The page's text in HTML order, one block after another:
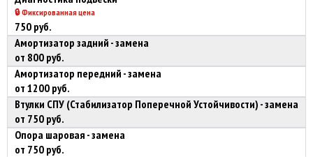
🔒 Фиксированная цена
750 руб.
Амортизатор задний - замена
от 800 руб.
Амортизатор передний - замена
от 1200 руб.
Втулки СПУ (Стабилизатор Поперечной Устойчивости) - замена
от 750 руб.
Опора шаровая - замена
от 750 руб.